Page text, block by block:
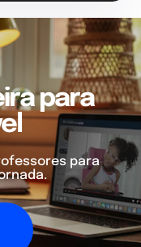
para
para